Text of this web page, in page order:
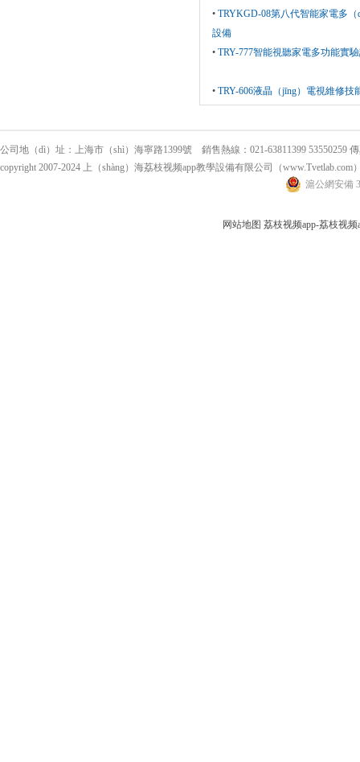
• TRYKGD-08第八代智能家電多
設備
• TRY-777智能視聽家電多功能實
• TRY-606液晶（jīng）電視維修技
公司地（dì）址：上海市（shì）海寧路1399號 銷售熱線：021-63811399 53550259 傳
copyright 2007-2024 上（shàng）海荔枝视频app教學設備有限公司（www.Tvetlab.com
滬公網安備
网站地图 荔枝视频app-荔枝视